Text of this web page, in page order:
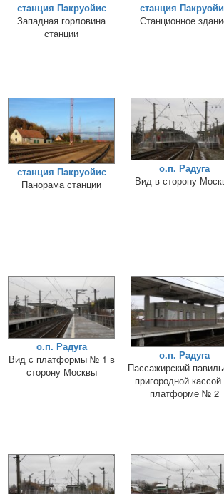
станция Пакруойис
Западная горловина
станции
станция
Станционное
станция Пакруойис
Панорама станции
о.п. Радуга
Вид в сторону
о.п. Радуга
Вид с платформы № 1 в
сторону Москвы
о.п. Радуга
Пассажирский
пригородной кассой
платформе № 2